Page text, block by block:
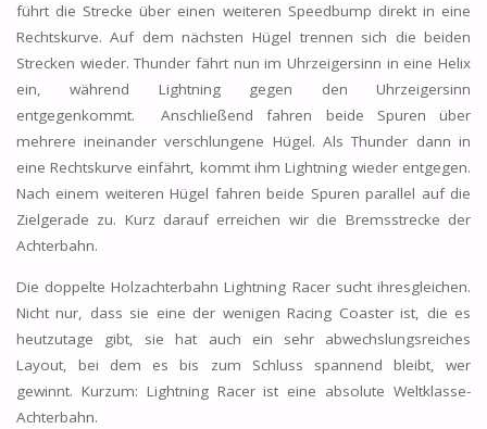
führt die Strecke über einen weiteren Speedbump direkt in eine
Rechtskurve. Auf dem nächsten Hügel trennen sich die beiden
Strecken wieder. Thunder fährt nun im Uhrzeigersinn in eine Helix
ein, während Lightning gegen den Uhrzeigersinn
entgegenkommt. Anschließend fahren beide Spuren über
mehrere ineinander verschlungene Hügel. Als Thunder dann in
eine Rechtskurve einfährt, kommt ihm Lightning wieder entgegen.
Nach einem weiteren Hügel fahren beide Spuren parallel auf die
Zielgerade zu. Kurz darauf erreichen wir die Bremsstrecke der
Achterbahn.
Die doppelte Holzachterbahn Lightning Racer sucht ihresgleichen.
Nicht nur, dass sie eine der wenigen Racing Coaster ist, die es
heutzutage gibt, sie hat auch ein sehr abwechslungsreiches
Layout, bei dem es bis zum Schluss spannend bleibt, wer
gewinnt. Kurzum: Lightning Racer ist eine absolute Weltklasse-
Achterbahn.